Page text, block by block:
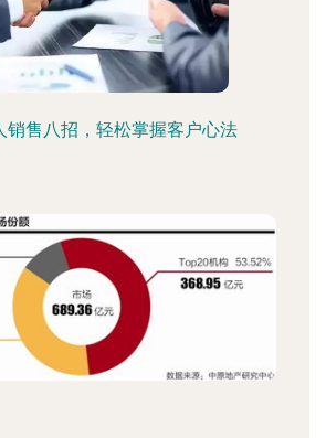
销售八招，轻松掌握客户心法